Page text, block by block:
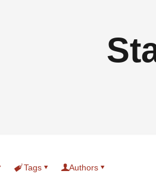
Tags Authors